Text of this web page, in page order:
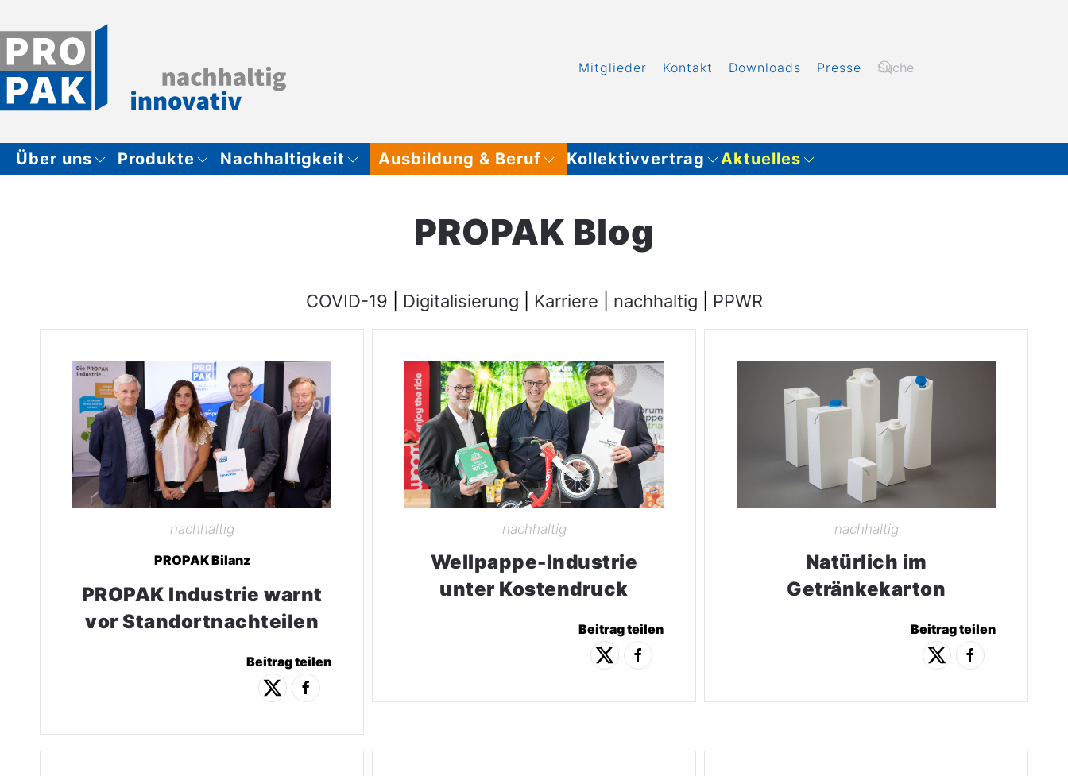
Zum Hauptinhalt springen
Mitglieder Kontakt Downloads Presse
Über uns Produkte Nachhaltigkeit Ausbildung & Beruf Kollektivvertrag Aktuelles
PROPAK Blog
COVID-19 Digitalisierung Karriere nachhaltig PPWR
nachhaltig
PROPAK Bilanz
PROPAK Industrie warnt
vor Standortnachteilen
Beitrag teilen
nachhaltig
Wellpappe-Industrie
unter Kostendruck
Beitrag teilen
nachhaltig
Natürlich im
Getränkekarton
Beitrag teilen